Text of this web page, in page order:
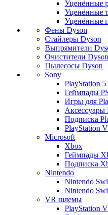
Уценённые
Уценённые
Уценённые
Фены Dyson
Стайлеры Dyson
Выпрямители
Очистители Dyson
Пылесосы Dyson
Sony
PlayStation 5
Геймпады
Игры для
Аксессуары
Подписка
PlayStation
Microsoft
Xbox
Геймпады
Подписка
Nintendo
Nintendo
Nintendo
VR шлемы
PlayStation